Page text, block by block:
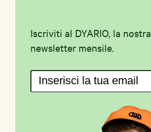
Iscriviti al DYARIO, la nostra
newsletter mensile.